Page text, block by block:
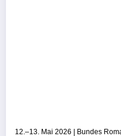
12.–13. Mai 2026 | Bundes